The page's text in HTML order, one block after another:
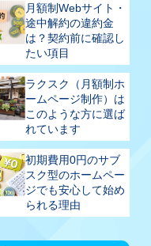
月額制Webサイト・
途中解約の違約金
は？契約前に確認し
たい項目
ラクスク（月額制ホ
ームページ制作）は
このような方に選ば
れています
初期費用0円のサブ
スク型のホームペー
ジでも安心して始め
られる理由